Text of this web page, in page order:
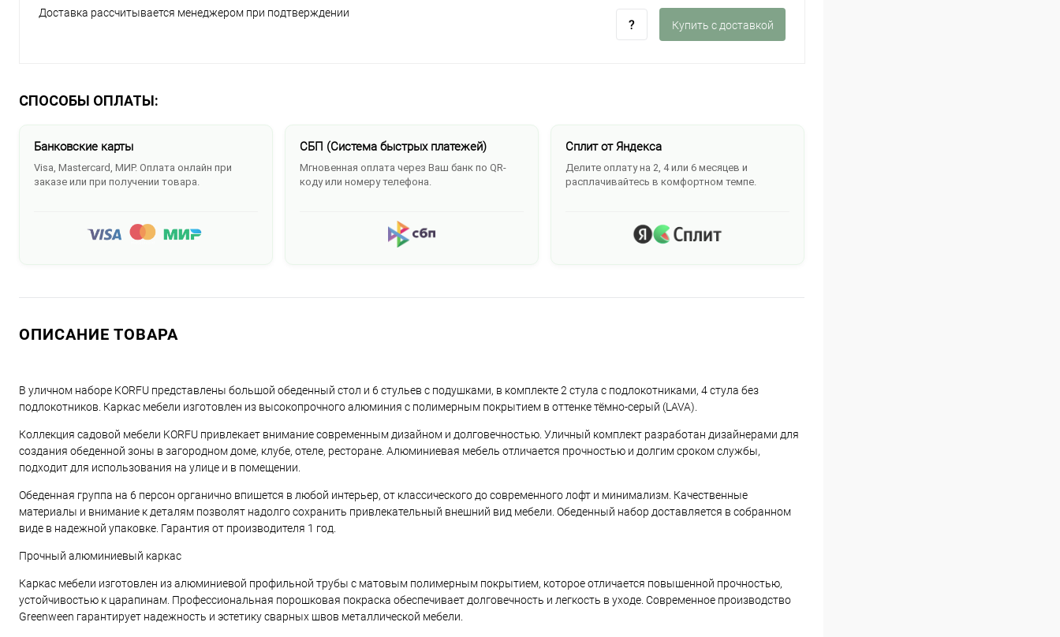
Доставка рассчитывается менеджером при подтверждении
Купить c доставкой
СПОСОБЫ ОПЛАТЫ:
Банковские карты
Visa, Mastercard, МИР. Оплата онлайн при
заказе или при получении товара.
СБП (Система быстрых платежей)
Мгновенная оплата через Ваш банк по QR-
коду или номеру телефона.
Сплит от Яндекса
Делите оплату на 2, 4 или 6 месяцев и
расплачивайтесь в комфортном темпе.
ОПИСАНИЕ ТОВАРА
В уличном наборе KORFU представлены большой обеденный стол и 6 стульев с подушками, в комплекте 2 стула с подлокотниками, 4 стула без
подлокотников. Каркас мебели изготовлен из высокопрочного алюминия с полимерным покрытием в оттенке тёмно-серый (LAVA).
Коллекция садовой мебели KORFU привлекает внимание современным дизайном и долговечностью. Уличный комплект разработан дизайнерами для
создания обеденной зоны в загородном доме, клубе, отеле, ресторане. Алюминиевая мебель отличается прочностью и долгим сроком службы,
подходит для использования на улице и в помещении.
Обеденная группа на 6 персон органично впишется в любой интерьер, от классического до современного лофт и минимализм. Качественные
материалы и внимание к деталям позволят надолго сохранить привлекательный внешний вид мебели. Обеденный набор доставляется в собранном
виде в надежной упаковке. Гарантия от производителя 1 год.
Прочный алюминиевый каркас
Каркас мебели изготовлен из алюминиевой профильной трубы с матовым полимерным покрытием, которое отличается повышенной прочностью,
устойчивостью к царапинам. Профессиональная порошковая покраска обеспечивает долговечность и легкость в уходе. Современное производство
Greenween гарантирует надежность и эстетику сварных швов металлической мебели.